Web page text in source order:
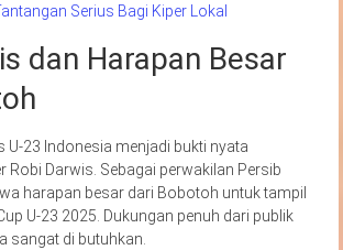
Serius Bagi Kiper Lokal
dan Harapan Besar
U-23 Indonesia menjadi bukti nyata
Robi Darwis. Sebagai perwakilan Persib
harapan besar dari Bobotoh untuk tampil
U-23 2025. Dukungan penuh dari publik
sangat di butuhkan.